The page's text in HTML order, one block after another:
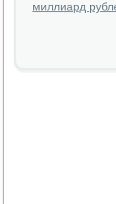
миллиард